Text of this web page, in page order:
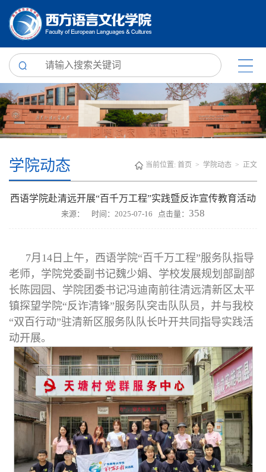
当前位置: 首页 > 学院动态 > 正文
学院动态
西语学院赴清远开展“百千万工程”实践暨反诈宣传教育活动
来源： 时间：2025-07-16 点击量： 358
7月14日上午，西语学院“百千万工程”服务队指导
老师，学院党委副书记魏少娟、学校发展规划部副部
长陈园园、学院团委书记冯迪南前往清远清新区太平
镇探望学院“反诈清锋”服务队突击队队员，并与我校
“双百行动”驻清新区服务队队长叶开共同指导实践活
动开展。